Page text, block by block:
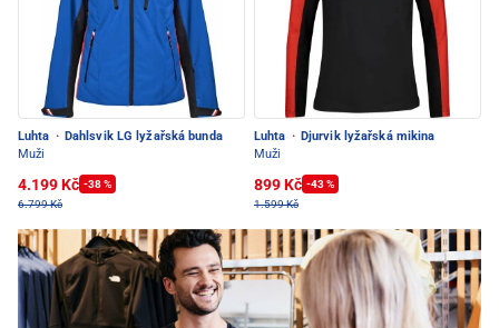
Luhta · Dahlsvik LG lyžařská bunda
Muži
4.199 Kč -38 %
6.799 Kč
Luhta · Djurvik lyžařská mikina
Muži
899 Kč -43 %
1.599 Kč